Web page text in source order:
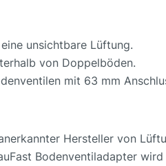
unsichtbare Lüftung.
von Doppelböden.
mit 63 mm
Hersteller von
Bodenventiladapter